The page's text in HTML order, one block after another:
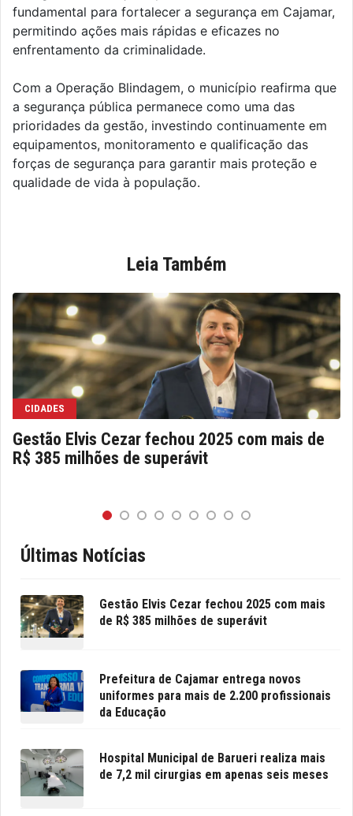
fundamental para fortalecer a segurança em Cajamar,
permitindo ações mais rápidas e eficazes no
enfrentamento da criminalidade.
Com a Operação Blindagem, o município reafirma que
a segurança pública permanece como uma das
prioridades da gestão, investindo continuamente em
equipamentos, monitoramento e qualificação das
forças de segurança para garantir mais proteção e
qualidade de vida à população.
Leia Também
CIDADES
Gestão Elvis Cezar fechou 2025 com mais de
R$ 385 milhões de superávit
Últimas Notícias
Gestão Elvis Cezar fechou 2025 com mais
de R$ 385 milhões de superávit
Prefeitura de Cajamar entrega novos
uniformes para mais de 2.200 profissionais
da Educação
Hospital Municipal de Barueri realiza mais
de 7,2 mil cirurgias em apenas seis meses